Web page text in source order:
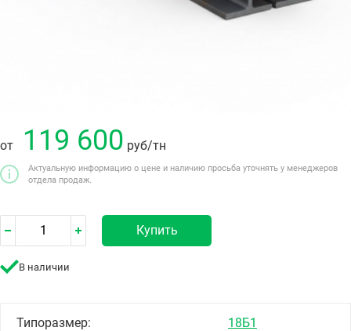
от 119 600 руб/тн
Актуальную информацию о цене и наличию просьба уточнять у менеджеров
отдела продаж.
Купить
В наличии
Типоразмер: 18Б1